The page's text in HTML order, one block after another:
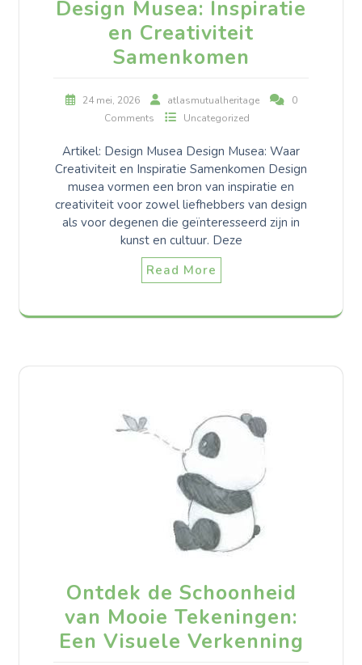
Design Musea: Inspiratie
en Creativiteit
Samenkomen
24 mei, 2026 atlasmutualheritage
0
Comments
Uncategorized
Artikel: Design Musea Design Musea: Waar
Creativiteit en Inspiratie Samenkomen Design
musea vormen een bron van inspiratie en
creativiteit voor zowel liefhebbers van design
als voor degenen die geïnteresseerd zijn in
kunst en cultuur. Deze
Read More
Ontdek de Schoonheid
van Mooie Tekeningen:
Een Visuele Verkenning